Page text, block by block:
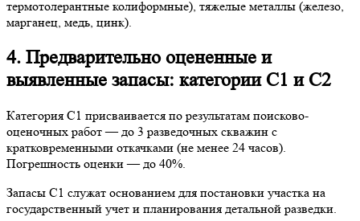
термотолерантные колиформные), тяжелые металлы (железо,
марганец, медь, цинк).
4. Предварительно оцененные и
выявленные запасы: категории C1 и C2
Категория C1 присваивается по результатам поисково-
оценочных работ — до 3 разведочных скважин с
кратковременными откачками (не менее 24 часов).
Погрешность оценки — до 40%.
Запасы C1 служат основанием для постановки участка на
государственный учет и планирования детальной разведки.